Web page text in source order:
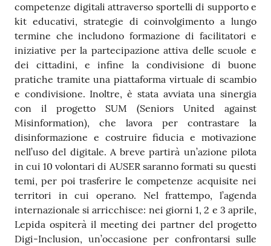
competenze digitali attraverso sportelli di supporto e
kit educativi, strategie di coinvolgimento a lungo
termine che includono formazione di facilitatori e
iniziative per la partecipazione attiva delle scuole e
dei cittadini, e infine la condivisione di buone
pratiche tramite una piattaforma virtuale di scambio
e condivisione. Inoltre, è stata avviata una sinergia
con il progetto SUM (Seniors United against
Misinformation), che lavora per contrastare la
disinformazione e costruire fiducia e motivazione
nell’uso del digitale. A breve partirà un’azione pilota
in cui 10 volontari di AUSER saranno formati su questi
temi, per poi trasferire le competenze acquisite nei
territori in cui operano. Nel frattempo, l’agenda
internazionale si arricchisce: nei giorni 1, 2 e 3 aprile,
Lepida ospiterà il meeting dei partner del progetto
Digi-Inclusion, un’occasione per confrontarsi sulle